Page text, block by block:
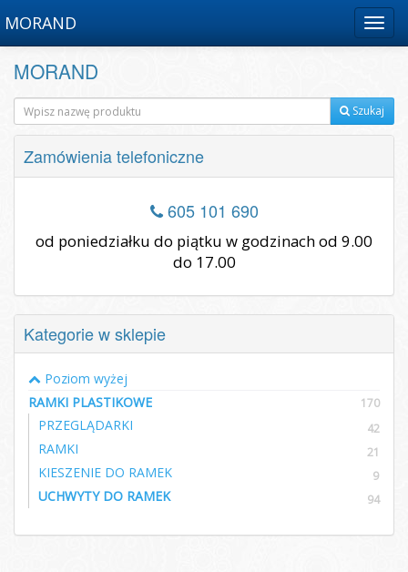
Menu
MORAND
MORAND
Szukaj
Zamówienia telefoniczne
605 101 690
od poniedziałku do piątku w godzinach od 9.00
do 17.00
Kategorie w sklepie
Poziom wyżej
RAMKI PLASTIKOWE
170
PRZEGLĄDARKI 42
RAMKI 21
KIESZENIE DO RAMEK 9
UCHWYTY DO RAMEK 94